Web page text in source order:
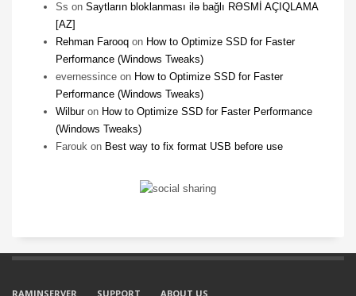
Ss on Saytların bloklanması ilə bağlı RƏSMİ AÇIQLAMA
[AZ]
Rehman Farooq on How to Optimize SSD for Faster
Performance (Windows Tweaks)
evernessince on How to Optimize SSD for Faster
Performance (Windows Tweaks)
Wilburon How to Optimize SSD for Faster Performance
(Windows Tweaks)
Farouk on Best way to fix format USB before use
RAMINSERVER SUPPORT ABOUT US